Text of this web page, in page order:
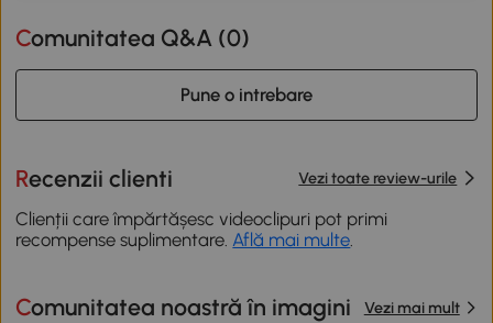
Comunitatea Q&A (0)
Pune o intrebare
Recenzii clienti Vezi toate review-urile
Clienții care împărtășesc videoclipuri pot primi
recompense suplimentare. Află mai multe
Comunitatea noastră în imagini Vezi mai mult